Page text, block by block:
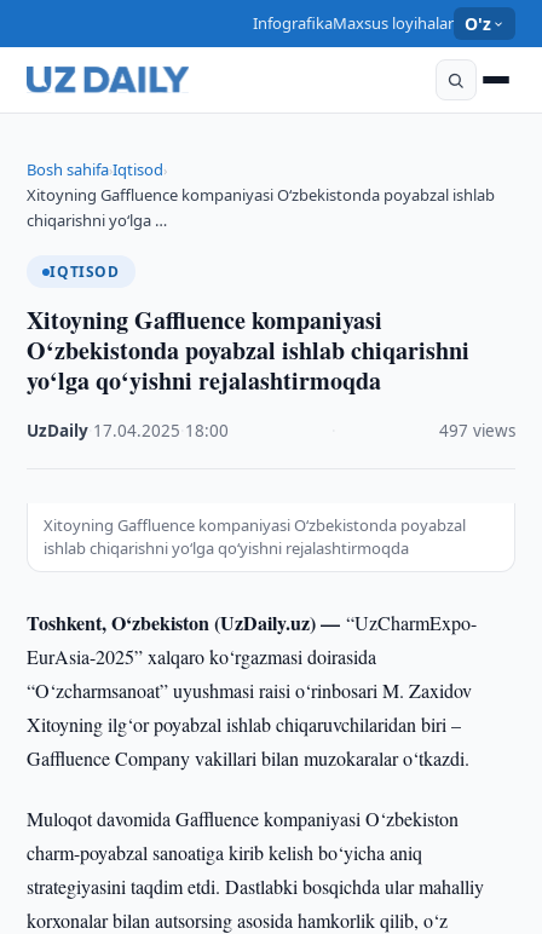
InfografikaMaxsus loyihalar O'z
Bosh sahifa›Iqtisod›
Xitoyning Gaffluence kompaniyasi O‘zbekistonda poyabzal ishlab
chiqarishni yo‘lga …
IQTISOD
Xitoyning Gaffluence kompaniyasi
O‘zbekistonda poyabzal ishlab chiqarishni
yo‘lga qo‘yishni rejalashtirmoqda
UzDaily 17.04.2025 18:00 497 views
Xitoyning Gaffluence kompaniyasi O‘zbekistonda poyabzal
ishlab chiqarishni yo‘lga qo‘yishni rejalashtirmoqda
Toshkent, O‘zbekiston (UzDaily.uz) —“UzCharmExpo-
EurAsia-2025” xalqaro ko‘rgazmasi doirasida
“O‘zcharmsanoat” uyushmasi raisi o‘rinbosari M. Zaxidov
Xitoyning ilg‘or poyabzal ishlab chiqaruvchilaridan biri –
Gaffluence Company vakillari bilan muzokaralar o‘tkazdi.
Muloqot davomida Gaffluence kompaniyasi O‘zbekiston
charm-poyabzal sanoatiga kirib kelish bo‘yicha aniq
strategiyasini taqdim etdi. Dastlabki bosqichda ular mahalliy
korxonalar bilan autsorsing asosida hamkorlik qilib, o‘z